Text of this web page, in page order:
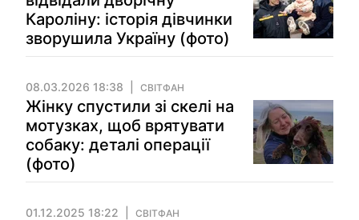
Кароліну: історія дівчинки
зворушила Україну (фото)
08.03.2026 18:38 СВІТФАН
Жінку спустили зі скелі на
мотузках, щоб врятувати
собаку: деталі операції
(фото)
01.12.2025 18:22 СВІТФАН